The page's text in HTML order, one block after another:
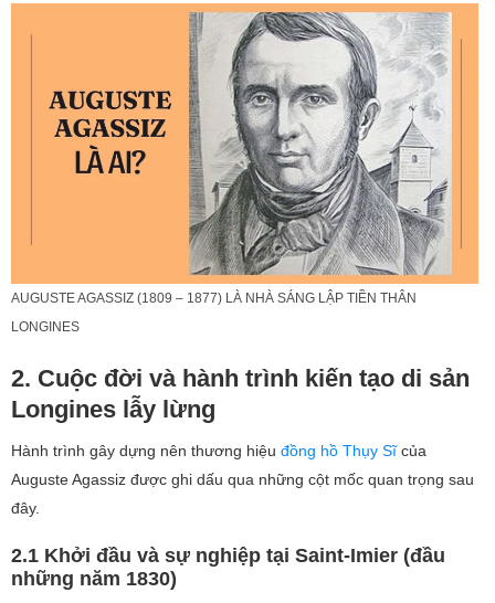
AUGUSTE AGASSIZ (1809 – 1877) LÀ NHÀ SÁNG LẬP TIỀN THÂN
LONGINES
2. Cuộc đời và hành trình kiến tạo di sản
Longines lẫy lừng
Hành trình gây dựng nên thương hiệu đồng hồ Thụy Sĩcủa
Auguste Agassiz được ghi dấu qua những cột mốc quan trọng sau
đây.
2.1 Khởi đầu và sự nghiệp tại Saint-Imier (đầu
những năm 1830)